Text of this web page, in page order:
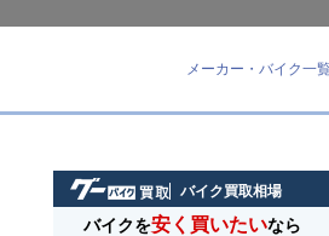
メーカー・バイク一
バイク買取相場
バイクを安く買いたいなら